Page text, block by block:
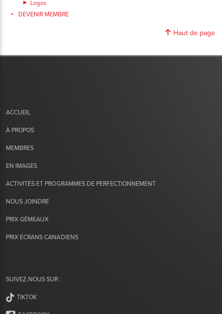
Logos
DEVENIR MEMBRE
Haut de page
ACCUEIL
À PROPOS
MEMBRES
EN IMAGES
ACTIVITÉS ET PROGRAMMES DE PERFECTIONNEMENT
NOUS JOINDRE
PRIX GÉMEAUX
PRIX ÉCRANS CANADIENS
SUIVEZ-NOUS SUR :
TIKTOK